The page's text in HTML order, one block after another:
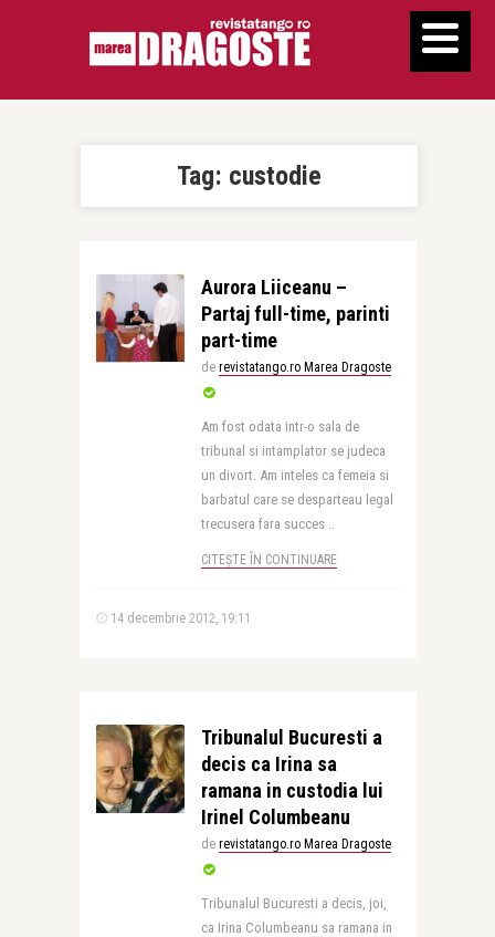
Tag: custodie
Aurora Liiceanu –
Partaj full-time, parinti
part-time
de revistatango.ro Marea Dragoste
Am fost odata intr-o sala de
tribunal si intamplator se judeca
un divort. Am inteles ca femeia si
barbatul care se desparteau legal
trecusera fara succes ..
CITEȘTE ÎN CONTINUARE
14 decembrie 2012, 19:11
Tribunalul Bucuresti a
decis ca Irina sa
ramana in custodia lui
Irinel Columbeanu
de revistatango.ro Marea Dragoste
Tribunalul Bucuresti a decis, joi,
ca Irina Columbeanu sa ramana in